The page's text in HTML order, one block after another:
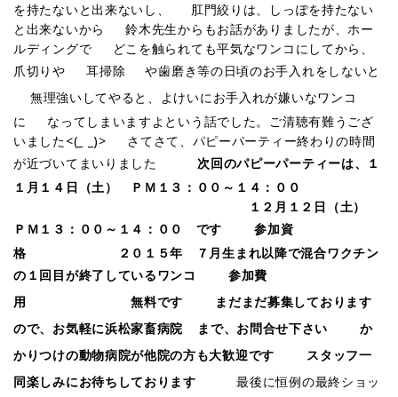
を持たないと出来ないし、 肛門絞りは、しっぽを持たない
と出来ないから 鈴木先生からもお話がありましたが、ホー
ルディングで どこを触られても平気なワンコにしてから、
爪切りや 耳掃除
や歯磨き等の日頃のお手入れをしないと
無理強いしてやると、よけいにお手入れが嫌いなワンコ
に なってしまいますよという話でした。ご清聴有難うござ
いました<(_ _)> さてさて、パピーパーティー終わりの時間
が近づいてまいりました
次回のパピーパーティーは、１
１月１４日（土） ＰＭ１３：００～１４：００
１２月１２日（土）
ＰＭ１３：００～１４：００ です
参加資
格 ２０１５年 ７月生まれ以降で混合ワクチン
の１回目が終了しているワンコ
参加費
用 無料です
まだまだ募集しております
ので、お気軽に浜松家畜病院
まで、お問合せ下さい
か
かりつけの動物病院が他院の方も大歓迎です
スタッフ一
同楽しみにお待ちしております
最後に恒例の最終ショッ